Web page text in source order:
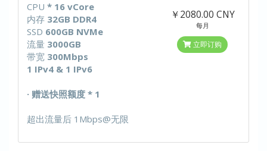
CPU * 16 vCore
内存 32GB DDR4
SSD 600GB NVMe
流量 3000GB
带宽 300Mbps
1 IPv4 & 1 IPv6
· 赠送快照额度 * 1
超出流量后 1Mbps@无限
￥2080.00 CNY
每月
立即订购